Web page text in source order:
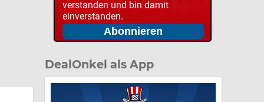
verstanden und bin damit
einverstanden.
DealOnkel als App